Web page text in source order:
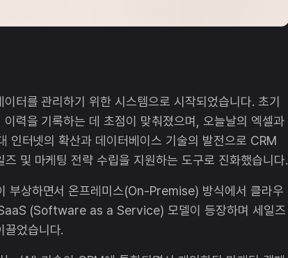
터를 관리하기 위한 시스템으로 시작되었습니다. 초기
력을 기록하는 데 초점이 맞춰졌으며, 오늘날의 엑셀과
인터넷의 확산과 데이터베이스 기술의 발전으로 CRM
및 마케팅 전략 수립을 지원하는 도구로 진화했습니다.
부상하면서 온프레미스(On-Premise) 방식에서 클라우
(Software as a Service) 모델이 등장하며 세일즈
끌었습니다.